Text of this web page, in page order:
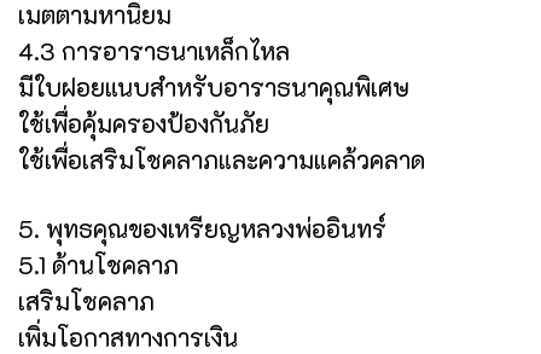
เมตตามหานิยม
4.3 การอาราธนาเหล็กไหล
มีใบฝอยแนบสำหรับอาราธนาคุณพิเศษ
ใช้เพื่อคุ้มครองป้องกันภัย
ใช้เพื่อเสริมโชคลาภและความแคล้วคลาด
5. พุทธคุณของเหรียญหลวงพ่ออินทร์
5.1 ด้านโชคลาภ
เสริมโชคลาภ
เพิ่มโอกาสทางการเงิน